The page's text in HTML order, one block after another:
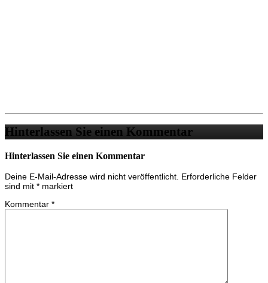
Hinterlassen Sie einen Kommentar
Hinterlassen Sie einen Kommentar
Deine E-Mail-Adresse wird nicht veröffentlicht. Erforderliche Felder
sind mit * markiert
Kommentar *